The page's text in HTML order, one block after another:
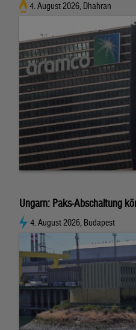
4. August 2026, Dhahran
Ungarn: Paks-Abschaltung
4. August 2026, Budapest